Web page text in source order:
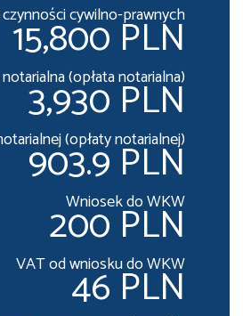
cywilno-prawnych
15,800 PLN
(opłata notarialna)
3,930 PLN
(opłaty notarialnej)
903.9 PLN
Wniosek do WKW
200 PLN
VAT od wniosku do WKW
46 PLN